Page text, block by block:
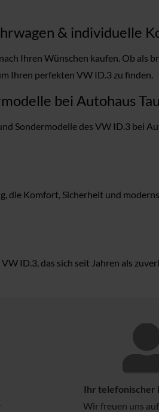
& individuelle
Ihren Wünschen kaufen. Ob
Ihren perfekten VW ID.3 zu finden.
bei Autohaus
Sondermodelle des VW ID.3 bei
Komfort, Sicherheit und
ID.3, das sich seit Jahren als
Ihr telefonischer
Wir freuen uns